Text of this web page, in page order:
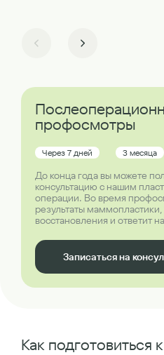
профосмотры
Через 7 дней 3 месяца
До конца года вы можете
консультацию с нашим
операции. Во время
результаты
восстановления и ответит
Записаться на
Как подготовиться